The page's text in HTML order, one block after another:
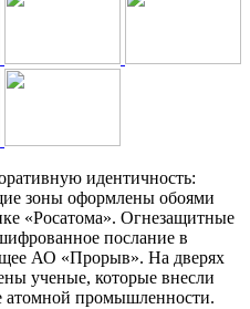
идентичность:
зоны оформлены обоями
«Росатома». Огнезащитные
послание в
АО «Прорыв». На дверях
ученые, которые внесли
атомной промышленности.